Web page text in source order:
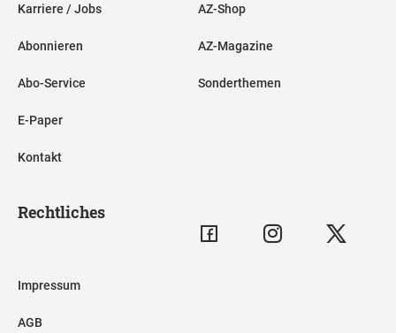
Karriere / Jobs
Abonnieren
Abo-Service
E-Paper
Kontakt
AZ-Shop
AZ-Magazine
Sonderthemen
Rechtliches
Impressum
AGB